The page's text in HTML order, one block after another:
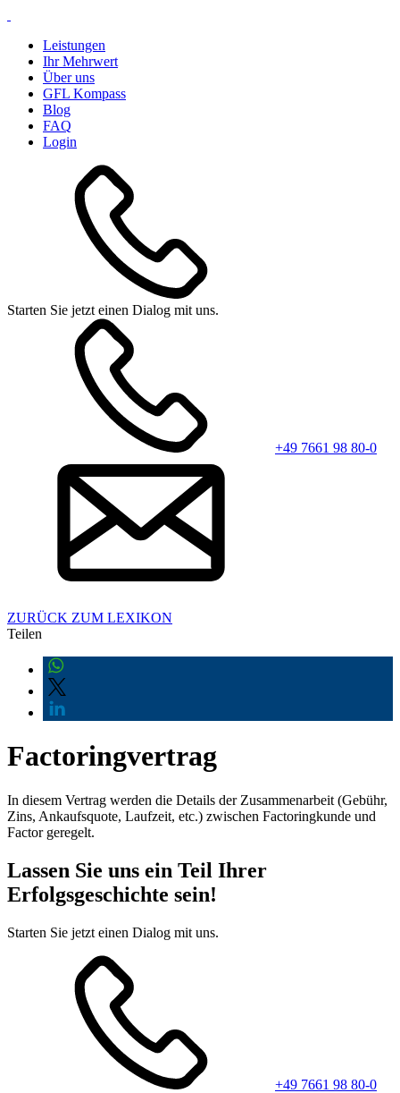
Leistungen
Ihr Mehrwert
Über uns
GFL Kompass
Blog
FAQ
Login
Starten Sie jetzt einen Dialog mit uns.
+49 7661 98 80-0
ZURÜCK ZUM LEXIKON
Teilen
Factoringvertrag
In diesem Vertrag werden die Details der Zusammenarbeit (Gebühr,
Zins, Ankaufsquote, Laufzeit, etc.) zwischen Factoringkunde und
Factor geregelt.
Lassen Sie uns ein Teil Ihrer
Erfolgsgeschichte sein!
Starten Sie jetzt einen Dialog mit uns.
+49 7661 98 80-0